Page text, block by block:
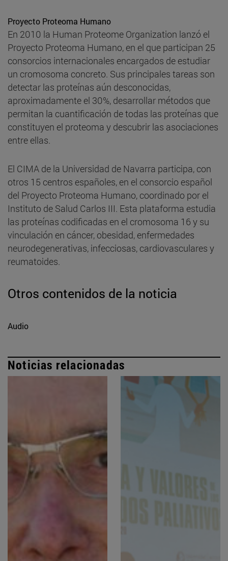
Proyecto Proteoma Humano
En 2010 la Human Proteome Organization lanzó el
Proyecto Proteoma Humano, en el que participan 25
consorcios internacionales encargados de estudiar
un cromosoma concreto. Sus principales tareas son
detectar las proteínas aún desconocidas,
aproximadamente el 30%, desarrollar métodos que
permitan la cuantificación de todas las proteínas que
constituyen el proteoma y descubrir las asociaciones
entre ellas.
El CIMA de la Universidad de Navarra participa, con
otros 15 centros españoles, en el consorcio español
del Proyecto Proteoma Humano, coordinado por el
Instituto de Salud Carlos III. Esta plataforma estudia
las proteínas codificadas en el cromosoma 16 y su
vinculación en cáncer, obesidad, enfermedades
neurodegenerativas, infecciosas, cardiovasculares y
reumatoides.
Otros contenidos de la noticia
Audio
Noticias relacionadas